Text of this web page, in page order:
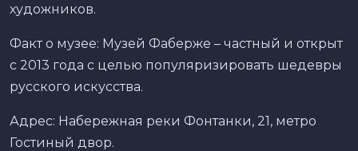
художников.
Факт о музее: Музей Фаберже – частный и открыт
с 2013 года с целью популяризировать шедевры
русского искусства.
Адрес: Набережная реки Фонтанки, 21, метро
Гостиный двор.